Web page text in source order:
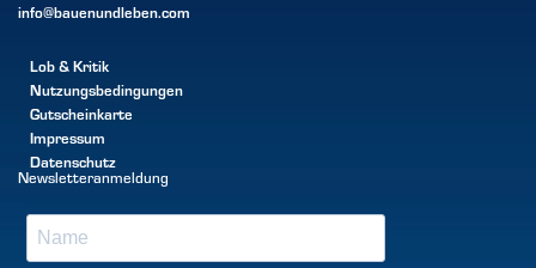
info@bauenundleben.com
Lob & Kritik
Nutzungsbedingungen
Gutscheinkarte
Impressum
Datenschutz
Newsletteranmeldung